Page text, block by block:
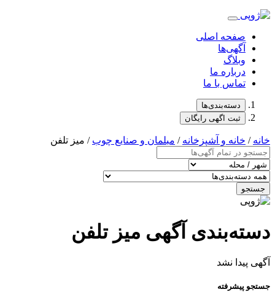
صفحه اصلی
آگهی‌ها
وبلاگ
درباره ما
تماس با ما
دسته‌بندی‌ها
ثبت اگهی رایگان
خانه / خانه و آشپزخانه / مبلمان و صنایع چوب / میز تلفن
جستجو
دسته‌بندی آگهی میز تلفن
آگهی پیدا نشد
جستجو پیشرفته